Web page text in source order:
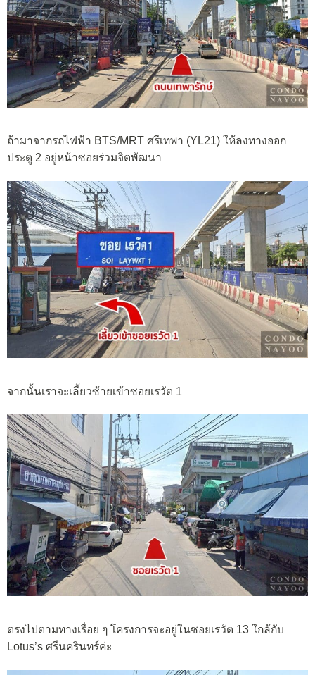
ถ้ามาจากรถไฟฟ้า BTS/MRT ศรีเทพา (YL21) ให้ลงทางออก
ประตู 2 อยู่หน้าซอยร่วมจิตพัฒนา
จากนั้นเราจะเลี้ยวซ้ายเข้าซอยเรวัต 1
ตรงไปตามทางเรื่อย ๆ โครงการจะอยู่ในซอยเรวัต 13 ใกล้กับ
Lotus’s ศรีนครินทร์ค่ะ